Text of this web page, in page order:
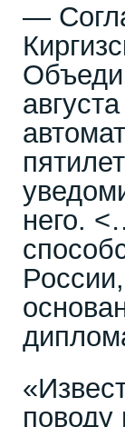
—
него.
поводу